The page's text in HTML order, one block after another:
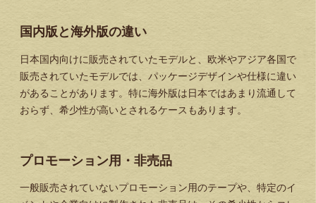
国内版と海外版の違い
日本国内向けに販売されていたモデルと、欧米やアジア各国で
販売されていたモデルでは、パッケージデザインや仕様に違い
があることがあります。特に海外版は日本ではあまり流通して
おらず、希少性が高いとされるケースもあります。
プロモーション用・非売品
一般販売されていないプロモーション用のテープや、特定のイ